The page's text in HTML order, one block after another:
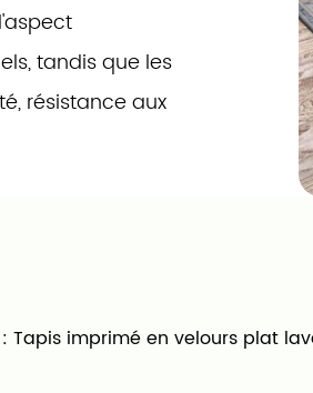
tandis que les
résistance aux
fabrication
répond à nos
Tapis imprimé en velours plat